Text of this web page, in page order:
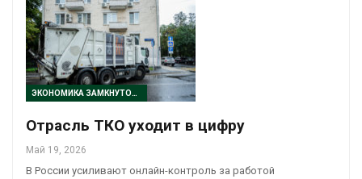
ЭКОНОМИКА ЗАМКНУТОГО ЦИКЛА
Отрасль ТКО уходит в цифру
Май 19, 2026
В России усиливают онлайн-контроль за работой